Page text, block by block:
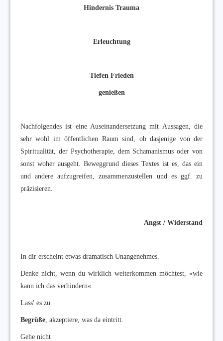
Hindernis Trauma
Erleuchtung
Tiefen Frieden
genießen
Nachfolgendes ist eine Auseinandersetzung mit Aussagen, die
sehr wohl im öffentlichen Raum sind, ob dasjenige von der
Spiritualität, der Psychotherapie, dem Schamanismus oder von
sonst woher ausgeht. Beweggrund dieses Textes ist es, das ein
und andere aufzugreifen, zusammenzustellen und es ggf. zu
präzisieren.
Angst / Widerstand
In dir erscheint etwas dramatisch Unangenehmes.
Denke nicht, wenn du wirklich weiterkommen möchtest, »wie
kann ich das verhindern«.
Lass' es zu.
Begrüße , akzeptiere, was da eintritt.
Gehe nicht